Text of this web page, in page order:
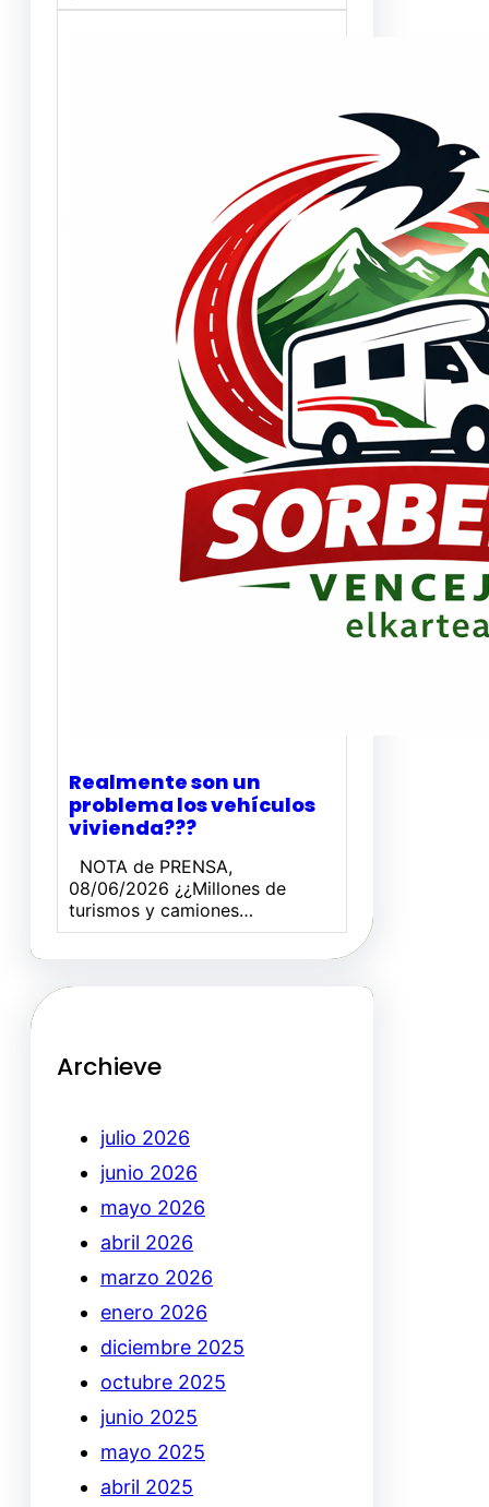
Realmente son un
problema los vehículos
vivienda???
NOTA de PRENSA,
08/06/2026 ¿¿Millones de
turismos y camiones…
Archieve
julio 2026
junio 2026
mayo 2026
abril 2026
marzo 2026
enero 2026
diciembre 2025
octubre 2025
junio 2025
mayo 2025
abril 2025